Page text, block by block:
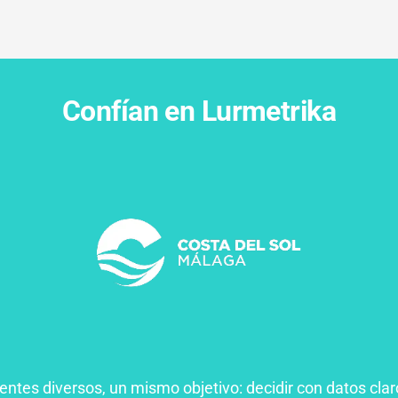
Confían en Lurmetrika
diversos, un mismo objetivo: decidir con datos